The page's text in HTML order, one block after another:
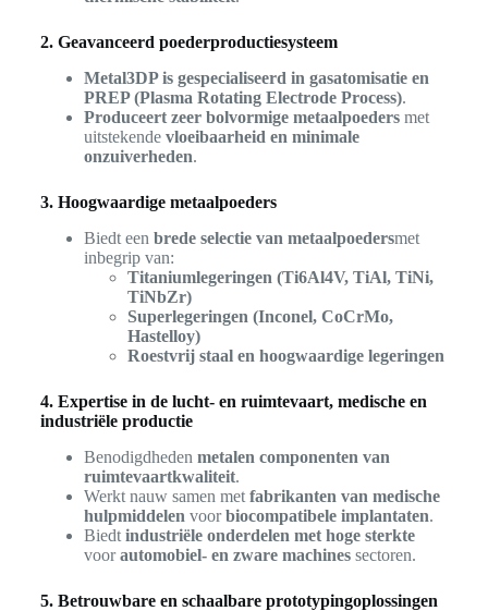
2. Geavanceerd poederproductiesysteem
Metal3DP is gespecialiseerd in gasatomisatie en
PREP (Plasma Rotating Electrode Process).
Produceert zeer bolvormige metaalpoedersmet
uitstekende vloeibaarheid en minimale
onzuiverheden.
3. Hoogwaardige metaalpoeders
Biedt een brede selectie van metaalpoedersmet
inbegrip van:
Titaniumlegeringen (Ti6Al4V, TiAl, TiNi,
TiNbZr)
Superlegeringen (Inconel, CoCrMo,
Hastelloy)
Roestvrij staal en hoogwaardige legeringen
4. Expertise in de lucht- en ruimtevaart, medische en
industriële productie
Benodigdheden metalen componenten van
ruimtevaartkwaliteit.
Werkt nauw samen met fabrikanten van medische
hulpmiddelen voorbiocompatibele implantaten.
Biedt industriële onderdelen met hoge sterkte
voorautomobiel- en zware machinessectoren.
5. Betrouwbare en schaalbare prototypingoplossingen